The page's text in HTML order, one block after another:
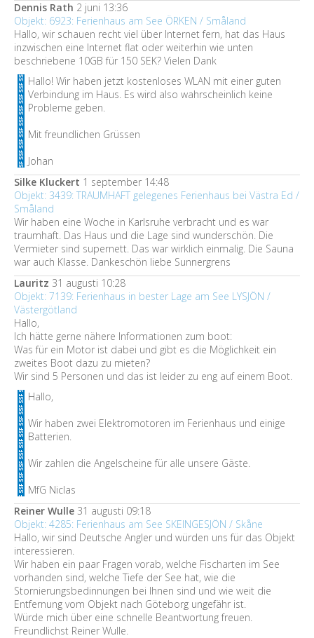
Dennis Rath 2 juni 13:36
Objekt: 6923: Ferienhaus am See ÖRKEN / Småland
Hallo, wir schauen recht viel über Internet fern, hat das Haus
inzwischen eine Internet flat oder weiterhin wie unten
beschriebene 10GB für 150 SEK? Vielen Dank
Hallo! Wir haben jetzt kostenloses WLAN mit einer guten
Verbindung im Haus. Es wird also wahrscheinlich keine
Probleme geben.
Mit freundlichen Grüssen
Johan
Silke Kluckert 1 september 14:48
Objekt: 3439: TRAUMHAFT gelegenes Ferienhaus bei Västra Ed /
Småland
Wir haben eine Woche in Karlsruhe verbracht und es war
traumhaft. Das Haus und die Lage sind wunderschön. Die
Vermieter sind supernett. Das war wirklich einmalig. Die Sauna
war auch Klasse. Dankeschön liebe Sunnergrens
Lauritz 31 augusti 10:28
Objekt: 7139: Ferienhaus in bester Lage am See LYSJÖN /
Västergötland
Hallo,
Ich hätte gerne nähere Informationen zum boot:
Was für ein Motor ist dabei und gibt es die Möglichkeit ein
zweites Boot dazu zu mieten?
Wir sind 5 Personen und das ist leider zu eng auf einem Boot.
Hallo,
Wir haben zwei Elektromotoren im Ferienhaus und einige
Batterien.
Wir zahlen die Angelscheine für alle unsere Gäste.
MfG Niclas
Reiner Wulle 31 augusti 09:18
Objekt: 4285: Ferienhaus am See SKEINGESJÖN / Skåne
Hallo, wir sind Deutsche Angler und würden uns für das Objekt
interessieren.
Wir haben ein paar Fragen vorab, welche Fischarten im See
vorhanden sind, welche Tiefe der See hat, wie die
Stornierungsbedinnungen bei Ihnen sind und wie weit die
Entfernung vom Objekt nach Göteborg ungefähr ist.
Würde mich über eine schnelle Beantwortung freuen.
Freundlichst Reiner Wulle.